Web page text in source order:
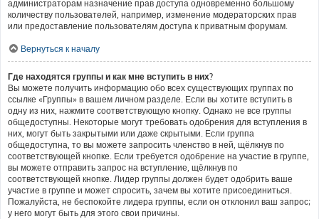
администраторам назначение прав доступа одновременно большому
количеству пользователей, например, изменение модераторских прав
или предоставление пользователям доступа к приватным форумам.
Вернуться к началу
Где находятся группы и как мне вступить в них?
Вы можете получить информацию обо всех существующих группах по
ссылке «Группы» в вашем личном разделе. Если вы хотите вступить в
одну из них, нажмите соответствующую кнопку. Однако не все группы
общедоступны. Некоторые могут требовать одобрения для вступления в
них, могут быть закрытыми или даже скрытыми. Если группа
общедоступна, то вы можете запросить членство в ней, щёлкнув по
соответствующей кнопке. Если требуется одобрение на участие в группе,
вы можете отправить запрос на вступление, щёлкнув по
соответствующей кнопке. Лидер группы должен будет одобрить ваше
участие в группе и может спросить, зачем вы хотите присоединиться.
Пожалуйста, не беспокойте лидера группы, если он отклонил ваш запрос;
у него могут быть для этого свои причины.